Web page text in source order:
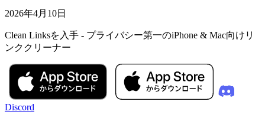
2026年4月10日
Clean Linksを入手 - プライバシー第一のiPhone & Mac向けリ
ンククリーナー
Discord